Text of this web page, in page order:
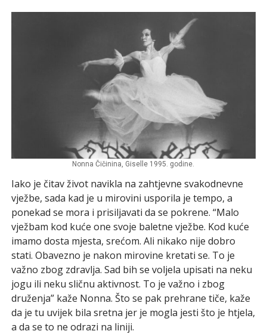
Nonna Čičinina, Giselle 1995. godine.
Iako je čitav život navikla na zahtjevne svakodnevne
vježbe, sada kad je u mirovini usporila je tempo, a
ponekad se mora i prisiljavati da se pokrene. “Malo
vježbam kod kuće one svoje baletne vježbe. Kod kuće
imamo dosta mjesta, srećom. Ali nikako nije dobro
stati. Obavezno je nakon mirovine kretati se. To je
važno zbog zdravlja. Sad bih se voljela upisati na neku
jogu ili neku sličnu aktivnost. To je važno i zbog
druženja” kaže Nonna. Što se pak prehrane tiče, kaže
da je tu uvijek bila sretna jer je mogla jesti što je htjela,
a da se to ne odrazi na liniji.